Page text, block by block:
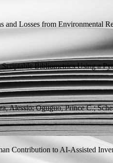
and Losses from Environmental
Scriptable Bibliometrics Using a
Alessio; Oguguo, Prince C.;
Contribution to AI-Assisted